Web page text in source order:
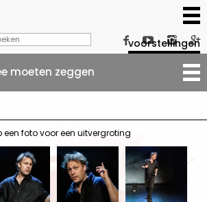
   
voorstellingen
moeten zeggen
een foto voor een uitvergroting